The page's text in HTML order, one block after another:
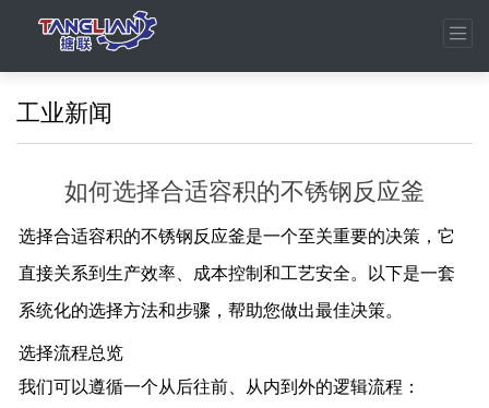
工业新闻
如何选择合适容积的不锈钢反应釜
选择合适容积的不锈钢反应釜是一个至关重要的决策，它
直接关系到生产效率、成本控制和工艺安全。以下是一套
系统化的选择方法和步骤，帮助您做出最佳决策。
选择流程总览
我们可以遵循一个从后往前、从内到外的逻辑流程：